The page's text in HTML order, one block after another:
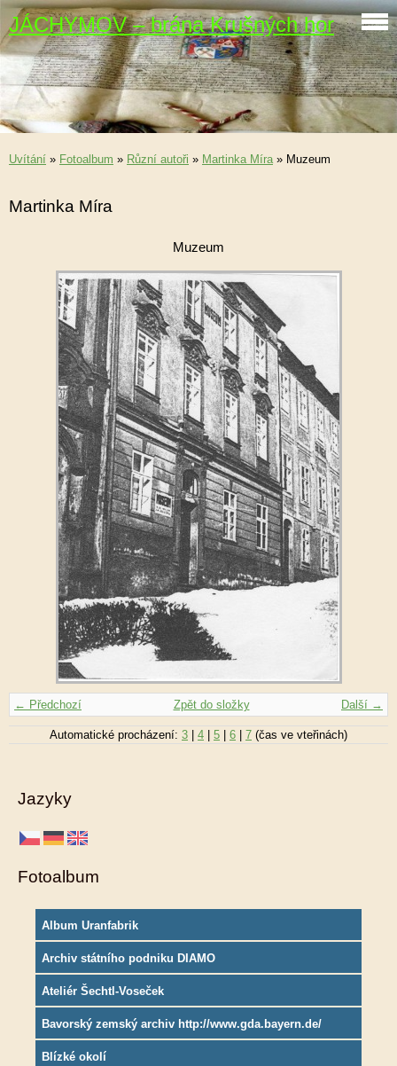
JÁCHYMOV – brána Krušných hor
Uvítání » Fotoalbum » Různí autoři » Martinka Míra» Muzeum
Martinka Míra
Muzeum
← Předchozí Další →
Zpět do složky
Automatické procházení: 3 4 5 6 7 (čas ve vteřinách)
Jazyky
Fotoalbum
Album Uranfabrik
Archiv státního podniku DIAMO
Ateliér Šechtl-Voseček
Bavorský zemský archiv http://www.gda.bayern.de/
Blízké okolí